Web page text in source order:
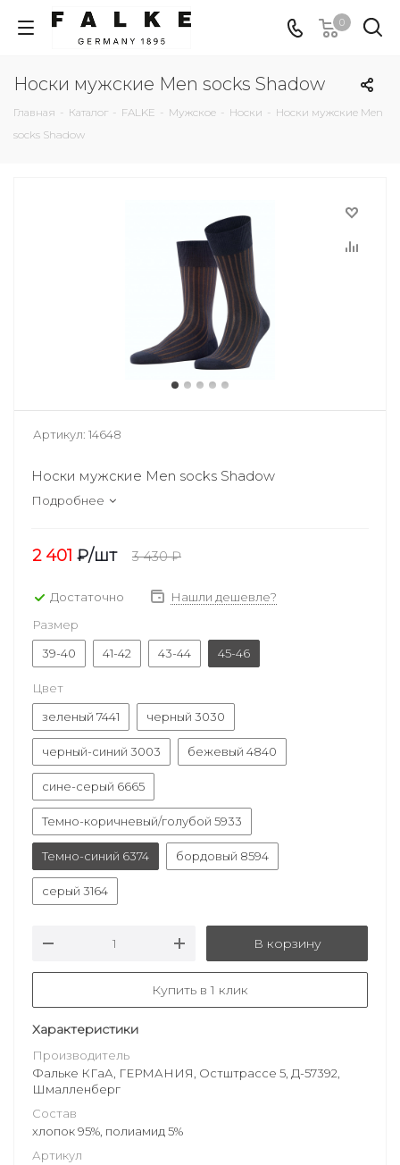
0
Носки мужские Men socks Shadow
Главная - Каталог - FALKE - Мужское - Носки - Носки мужские Men
socks Shadow
Артикул: 14648
Носки мужские Men socks Shadow
Подробнее
2 401 ₽/шт 3 430₽
Достаточно
Нашли дешевле?
Размер
39-40
41-42 43-44 45-46
Цвет
зеленый 7441
черный 3030
черный-синий 3003 бежевый 4840
сине-серый 6665
Темно-коричневый/голубой 5933
Темно-синий 6374 бордовый 8594
серый 3164
В корзину
Купить в 1 клик
Характеристики
Производитель
Фальке КГаА, ГЕРМАНИЯ, Остштрассе 5, Д-57392,
Шмалленберг
Состав
хлопок 95%, полиамид 5%
Артикул